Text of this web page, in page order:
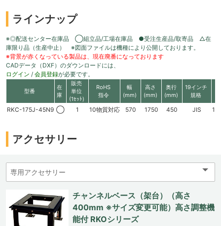
ラインナップ
※◎配送センター在庫品 ◯組立品/工場在庫品 ●受注生産品/取寄品 △在
庫限り品（生産中止） ※図面ファイルは機種により公開しております。
※背景が赤くなっている製品は、現在廃番になっております
CADデータ（DXF）のダウンロードには、
ログイン / 会員登録が必要です。
型番
在
庫
販売
単位
(1ｾｯﾄ)
RoHS
指令
幅
(mm)
高さ
(mm)
奥行
(mm)
19インチ
規格
RKC-175J-45N9 ◯ 1 10物質対応 570 1750 450 JIS
アクセサリー
チャンネルベース（架台）（高さ
400mm ※サイズ変更可能）高さ調整機
能付 RKOシリーズ